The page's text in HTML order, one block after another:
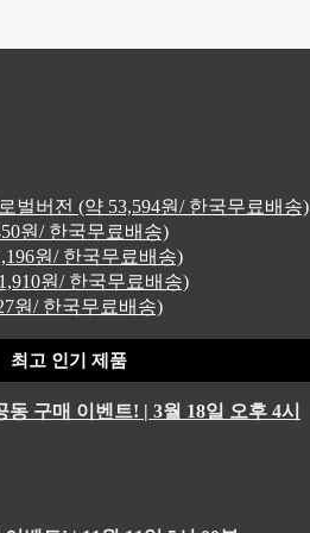
벌버전 (약 53,594원/ 한국무료배송)
원/ 한국무료배송)
원/ 한국무료배송)
원/ 한국무료배송)
원/ 한국무료배송)
최고 인기 제품
구매 이벤트! | 3월 18일 오후 4시